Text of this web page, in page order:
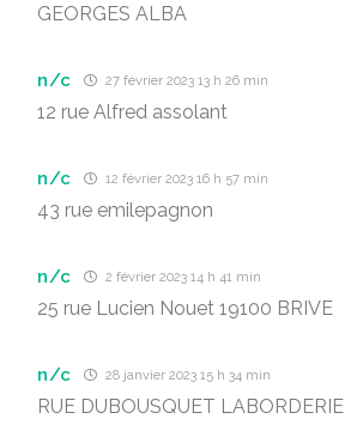
GEORGES ALBA
n/c 27 février 2023 13 h 26 min
12 rue Alfred assolant
n/c 12 février 2023 16 h 57 min
43 rue emilepagnon
n/c 2 février 2023 14 h 41 min
25 rue Lucien Nouet 19100 BRIVE
n/c 28 janvier 2023 15 h 34 min
RUE DUBOUSQUET LABORDERIE